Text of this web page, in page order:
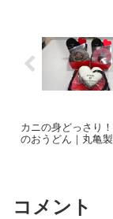
カニの身どっさり
のおうどん｜丸亀
コメント